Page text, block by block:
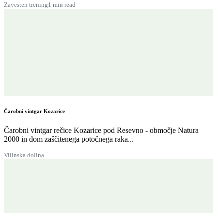
Zavesten trening1 min read
Čarobni vintgar Kozarice
Čarobni vintgar rečice Kozarice pod Resevno - območje Natura
2000 in dom zaščitenega potočnega raka...
Vilinska dolina